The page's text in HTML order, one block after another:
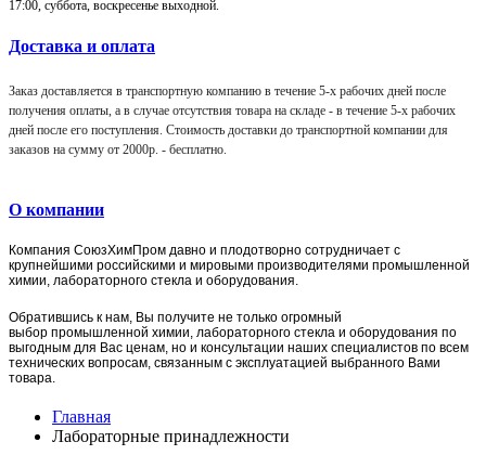
17:00, суббота, воскресенье выходной.
Доставка и оплата
Заказ доставляется в транспортную компанию в течение 5-х рабочих дней после
получения оплаты, а в случае отсутствия товара на складе - в течение 5-х рабочих
дней после его поступления. Стоимость доставки до транспортной компании для
заказов на сумму от 2000р. - бесплатно
О компании
Компания СоюзХимПром давно и плодотворно сотрудничает с
крупнейшими российскими и мировыми производителями промышленной
химии, лабораторного стекла и оборудования.
Обратившись к нам, Вы получите не только огромный
выбор промышленной химии, лабораторного стекла и оборудования по
выгодным для Вас ценам, но и консультации наших специалистов по всем
технических вопросам, связанным с эксплуатацией выбранного Вами
товара.
Главная
Лабораторные принадлежности